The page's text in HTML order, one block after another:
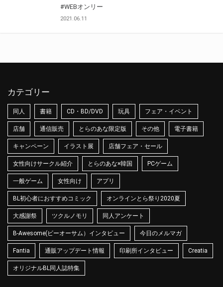
#WEBオンリー
2021.06.11
カテゴリー
同人 書籍 CD・BD/DVD 玩具 フェア・イベント
店舗 通信販売 とらのあな限定版 その他 電子書籍
キャンペーン イラスト展 店舗フェア・セール
女性向けサークル紹介 とらのあな×韓国 PCゲーム
一般ゲーム 女性向け アプリ
BL初心者におすすめコミック オンラインとら祭り2020夏
大感謝祭 ツクルノモリ 同人アンケート
B-Awesome(ビーオーサム）インタビュー 今日のメルマガ
Fantia 通販アップデート情報 印刷所インタビュー Creatia
オリジナルBL同人誌特集